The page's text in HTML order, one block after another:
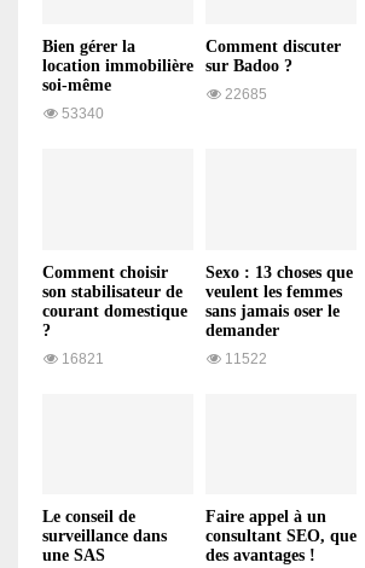
Bien gérer la
location immobilière
soi-même
53340
Comment discuter
sur Badoo ?
22685
Comment choisir
son stabilisateur de
courant domestique
?
16821
Sexo : 13 choses que
veulent les femmes
sans jamais oser le
demander
11522
Le conseil de
surveillance dans
une SAS
Faire appel à un
consultant SEO, que
des avantages !